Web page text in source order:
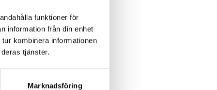
funktioner för
information från din enhet
kombinera informationen
tjänster.
Marknadsföring